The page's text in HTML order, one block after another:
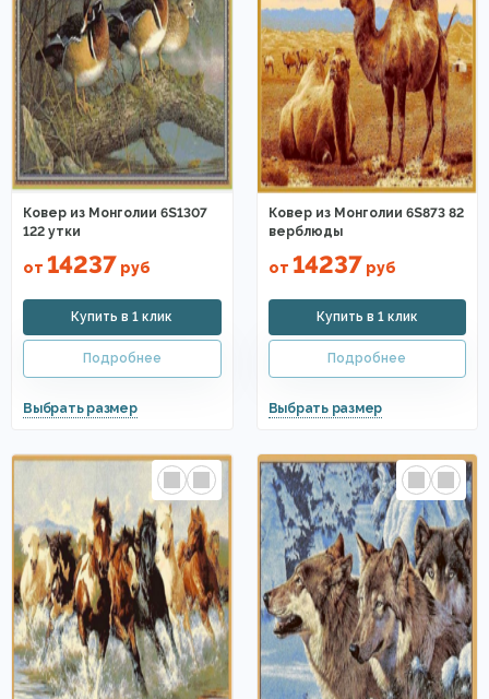
Ковер из Монголии 6S1307
122 утки
от 14237 руб
Ковер из Монголии 6S873 82
верблюды
от 14237 руб